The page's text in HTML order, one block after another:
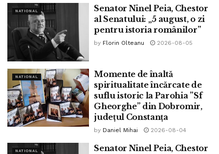
Generalul Gabriel Oprea
8 ani în care nimeni nu a luat în seamă adevărul, care
trebuie să primeze întotdeauna când vine vorba de justiție,
indiferent că ne place sau nu ne place un om”, spune fostul
vicepremier pentru securitate națională.
Acesta vorbește și despre lupta pe care a dus-o pentru a
se apăra de acuzațiile nedrepte.
“Paradoxal, într-o țară democratică, am fost pus în situația
minciună, de fals și de manipulare pentru o vină care nu
NATIONAL
Senator Ninel Peia, Chestor
al Senatului: „5 august, o zi
pentru istoria românilor”
by Florin Olteanu 2026-08-05
NATIONAL
Momente de înaltă
spiritualitate încărcate de
suflu istoric la Parohia ”Sf
Gheorghe” din Dobromir,
județul Constanța
by Daniel Mihai 2026-08-04
NATIONAL
Senator Ninel Peia, Chestor